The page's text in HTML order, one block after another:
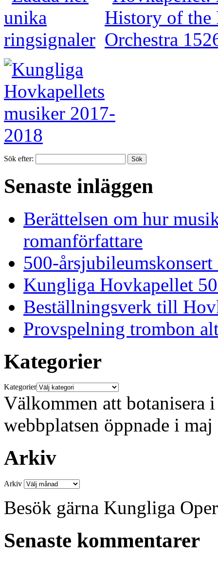
Sök efter:
Senaste inläggen
Berättelsen om hur
romanförfattare
500-
Kungliga Hovkapellet
Beställningsverk till
Provspelning trombon
Kategorier
Kategorier
Välkommen att botanisera
webbplatsen öppnade i
Arkiv
Arkiv
Besök gärna Kungliga
Senaste kommentarer